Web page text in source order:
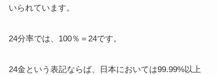
いられています。
24分率では、100％＝24です。
24金という表記ならば、日本においては99.99%以上